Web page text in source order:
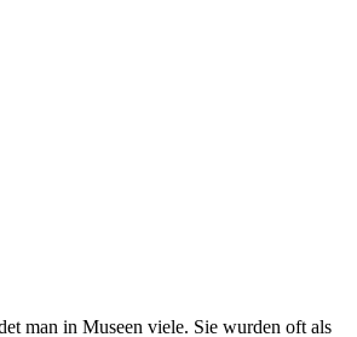
man in Museen viele. Sie wurden oft als